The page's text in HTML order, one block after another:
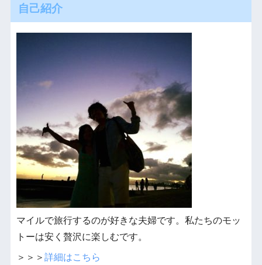
自己紹介
マイルで旅行するのが好きな夫婦です。私たちのモッ
トーは安く贅沢に楽しむです。
＞＞＞ 詳細はこちら